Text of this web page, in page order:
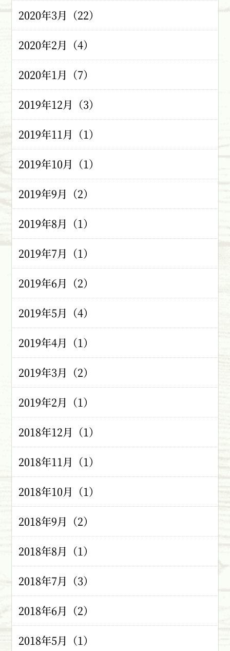
2020年3月（22）
2020年2月（4）
2020年1月（7）
2019年12月（3）
2019年11月（1）
2019年10月（1）
2019年9月（2）
2019年8月（1）
2019年7月（1）
2019年6月（2）
2019年5月（4）
2019年4月（1）
2019年3月（2）
2019年2月（1）
2018年12月（1）
2018年11月（1）
2018年10月（1）
2018年9月（2）
2018年8月（1）
2018年7月（3）
2018年6月（2）
2018年5月（1）